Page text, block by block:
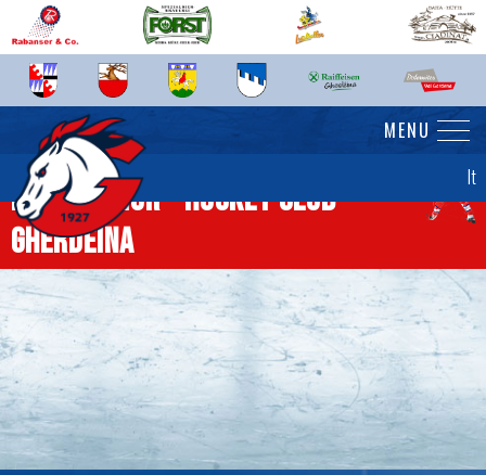
It
MENU
News senior - Hockey Club
Gherdëina